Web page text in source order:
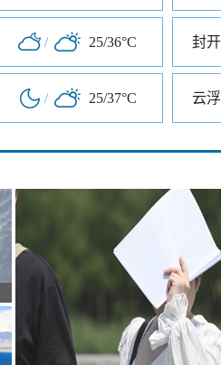
/ 25/36°C 封开
/ 25/37°C 云浮